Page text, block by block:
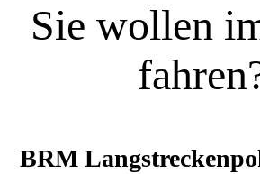
Sie wollen
BRM